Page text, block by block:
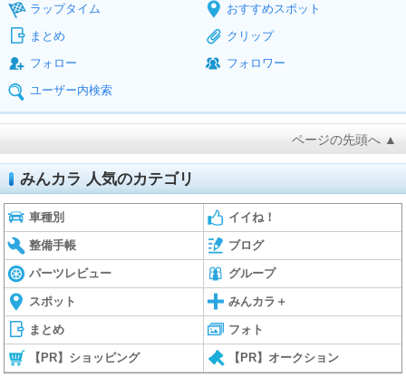
ラップタイム
おすすめスポット
まとめ
クリップ
フォロー
フォロワー
ユーザー内検索
ページの先頭へ ▲
みんカラ 人気のカテゴリ
車種別 イイね！
整備手帳 ブログ
パーツレビュー グループ
スポット みんカラ＋
まとめ フォト
【PR】ショッピング 【PR】オークション